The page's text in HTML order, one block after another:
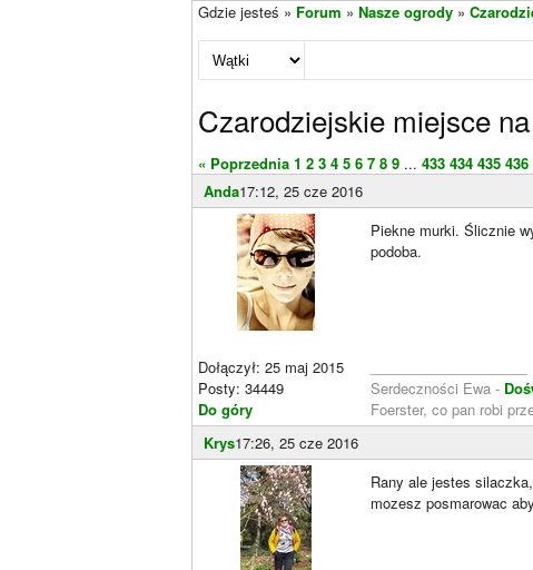
Gdzie jesteś » Forum » Nasze ogrody »
Czarodziejskie miejsce
« Poprzednia 1 2 3 4 5 6 7 8 9 ... 433 434 435 436
Anda17:12, 25 cze 2016
Dołączył: 25 maj 2015
Posty: 34449
Do góry
Piekne murki. Ślicznie
podoba.
Serdeczności Ewa -
Foerster, co pan robi
Krys17:26, 25 cze 2016
Rany ale jestes
mozesz posmarowac